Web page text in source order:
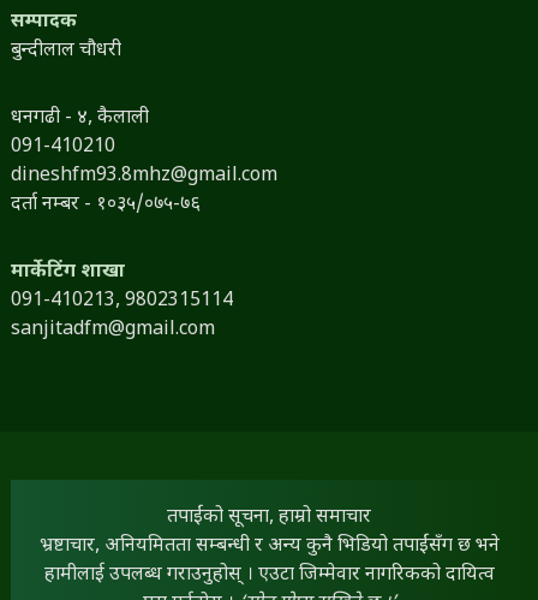
सम्पादक
बुन्दीलाल चौधरी
धनगढी - ४, कैलाली
091-410210
dineshfm93.8mhz@gmail.com
दर्ता नम्बर - १०३५/०७५-७६
मार्केटिंग शाखा
091-410213, 9802315114
sanjitadfm@gmail.com
तपाईंको सूचना, हाम्रो समाचार
भ्रष्टाचार, अनियमितता सम्बन्धी र अन्य कुनै भिडियो तपाईंसँग छ भने
हामीलाई उपलब्ध गराउनुहोस् । एउटा जिम्मेवार नागरिकको दायित्व